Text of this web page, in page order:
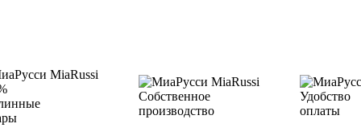
Собственное
производство
Удобство
оплаты